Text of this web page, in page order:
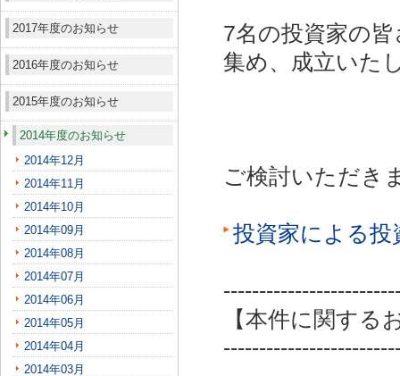
2017年度のお知らせ
2016年度のお知らせ
2015年度のお知らせ
2014年度のお知らせ
2014年12月
2014年11月
2014年10月
2014年09月
2014年08月
2014年07月
2014年06月
2014年05月
2014年04月
2014年03月
7名の投資家の
集め、成立いた
ご検討いただき
投資家による
【本件に関する